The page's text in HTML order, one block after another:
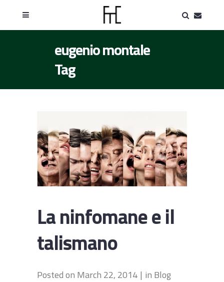
eugenio montale
Tag
La ninfomane e il
talismano
Posted on March 22, 2014 in Blog